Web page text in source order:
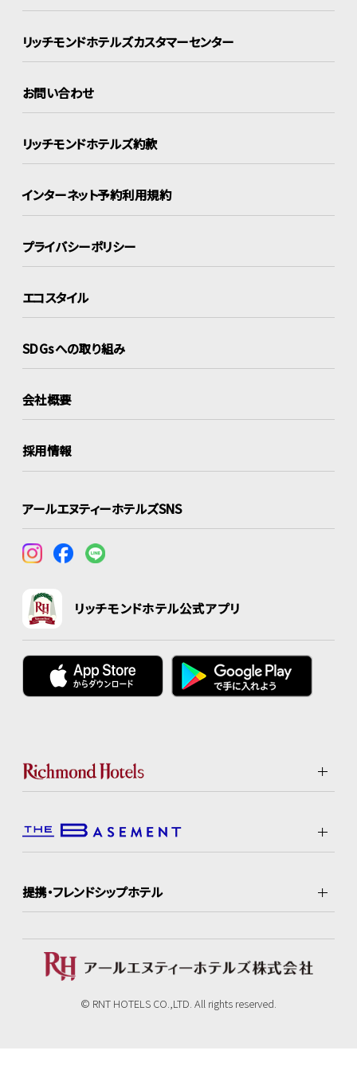
リッチモンドホテルズカスタマーセンター
お問い合わせ
リッチモンドホテルズ約款
インターネット予約利用規約
プライバシーポリシー
エコスタイル
SDGsへの取り組み
会社概要
採用情報
アールエヌティーホテルズSNS
リッチモンドホテル公式アプリ
提携・フレンドシップホテル
© RNT HOTELS CO.,LTD. All rights reserved.